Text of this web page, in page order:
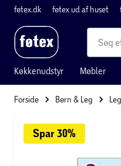
føtex.dk føtex ud af huset
Køkkenudstyr Møbler
Forside Børn & Leg
Spar 30%